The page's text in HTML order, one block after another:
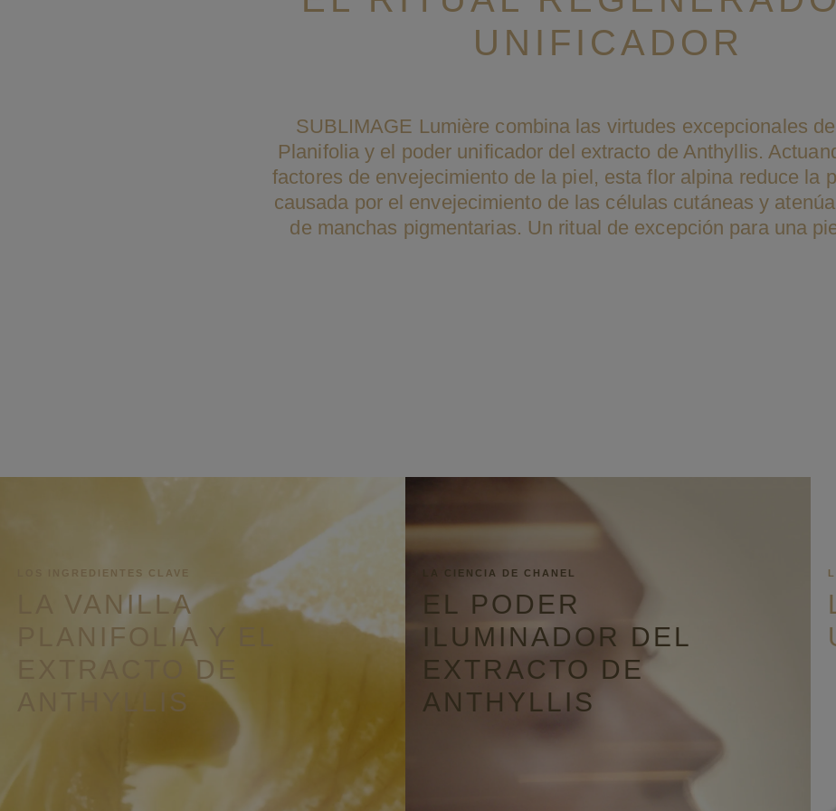
UNIFICADOR
SUBLIMAGE Lumière combina las virtudes excepcionales
Planifolia y el poder unificador del extracto de Anthyllis.
factores de envejecimiento de la piel, esta flor alpina reduce la
causada por el envejecimiento de las células cutáneas y
de manchas pigmentarias. Un ritual de excepción para una
LOS INGREDIENTES CLAVE
LA VANILLA
PLANIFOLIA Y EL
EXTRACTO DE
ANTHYLLIS
LA CIENCIA DE CHANEL
EL PODER
ILUMINADOR DEL
EXTRACTO DE
ANTHYLLIS